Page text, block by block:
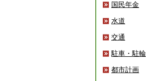
国民年金
水道
交通
駐車・駐輪
都市計画